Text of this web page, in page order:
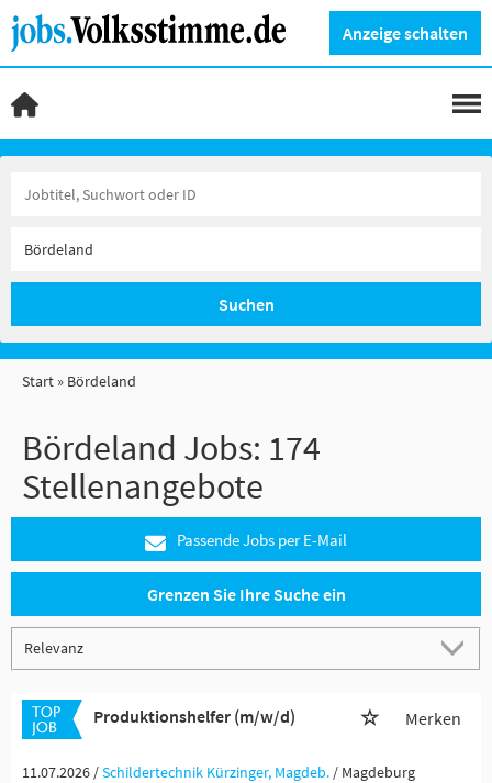
Anzeige schalten
Suchen
Start Bördeland
Bördeland Jobs: 174
Stellenangebote
Passende Jobs per E-Mail
Grenzen Sie Ihre Suche ein
Produktionshelfer (m/w/d) Merken
11.07.2026 /Schildertechnik Kürzinger, Magdeb. / Magdeburg